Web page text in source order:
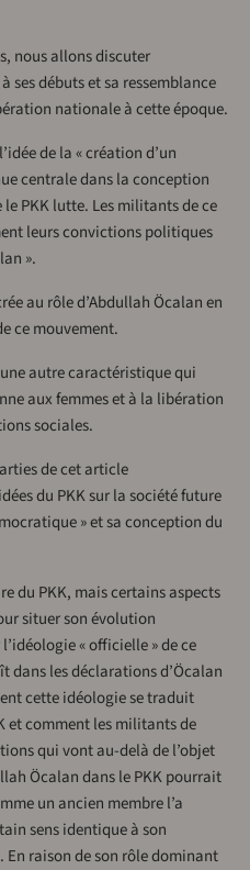
nous allons discuter
ses débuts et sa ressemblance
nationale à cette époque.
de la « création d’un
centrale dans la conception
PKK lutte. Les militants de ce
leurs convictions politiques
».
au rôle d’Abdullah Öcalan en
ce mouvement.
autre caractéristique qui
aux femmes et à la libération
sociales.
de cet article
du PKK sur la société future
» et sa conception du
du PKK, mais certains aspects
situer son évolution
« officielle » de ce
dans les déclarations d’Öcalan
cette idéologie se traduit
et comment les militants de
qui vont au-delà de l’objet
Öcalan dans le PKK pourrait
un ancien membre l’a
sens identique à son
raison de son rôle dominant